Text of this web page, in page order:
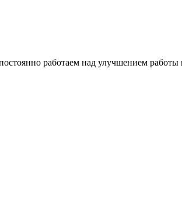
работаем над улучшением